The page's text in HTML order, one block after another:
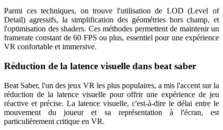
Parmi ces techniques, on trouve l'utilisation de LOD (Level of
Detail) agressifs, la simplification des géométries hors champ, et
l'optimisation des shaders. Ces méthodes permettent de maintenir un
framerate constant de 60 FPS ou plus, essentiel pour une expérience
VR confortable et immersive.
Réduction de la latence visuelle dans beat saber
Beat Saber, l'un des jeux VR les plus populaires, a mis l'accent sur la
réduction de la latence visuelle pour offrir une expérience de jeu
réactive et précise. La latence visuelle, c'est-à-dire le délai entre le
mouvement du joueur et sa représentation à l'écran, est
particulièrement critique en VR.